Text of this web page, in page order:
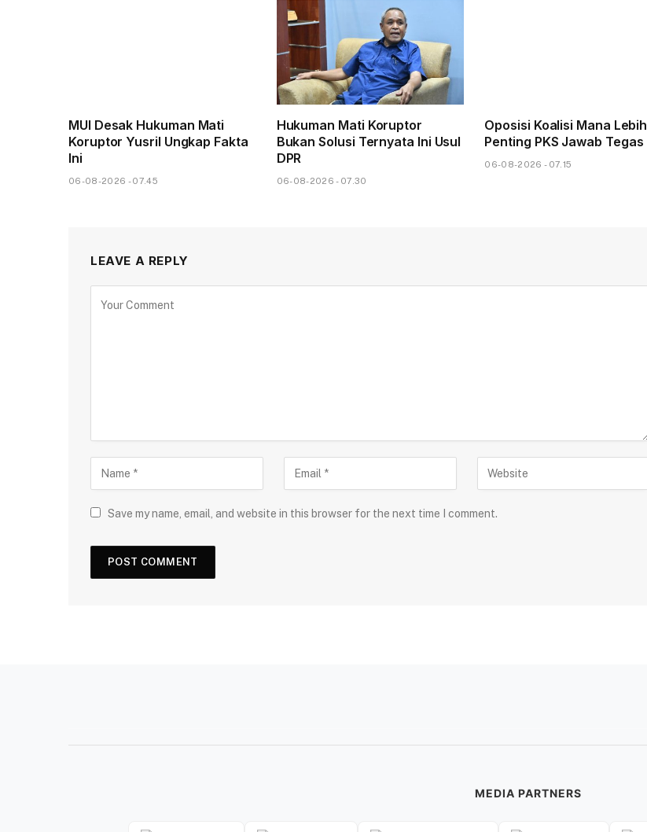
MUI Desak Hukuman Mati
Koruptor Yusril Ungkap Fakta
Ini
06-08-2026 - 07.45
Hukuman Mati Koruptor
Bukan Solusi Ternyata Ini Usul
DPR
06-08-2026 - 07.30
Oposisi Koalisi Mana Lebih
Penting PKS Jawab Tegas
06-08-2026 - 07.15
LEAVE A REPLY
Save my name, email, and website in this browser for the next time I comment.
MEDIA PARTNERS